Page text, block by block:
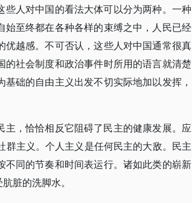
人对中国的看法大体可以分为两种。一种
至终都在各种各样的束缚之中，人民已经
越感。不可否认，这些人对中国通常很真
社会制度和政治事件时所用的语言就清楚
础的自由主义出发不切实际地加以发挥，
，恰恰相反它阻碍了民主的健康发展。应
主义。个人主义是任何民主的大敌。民主
同的节奏和时间表运行。诸如此类的崭新
脏的洗脚水。